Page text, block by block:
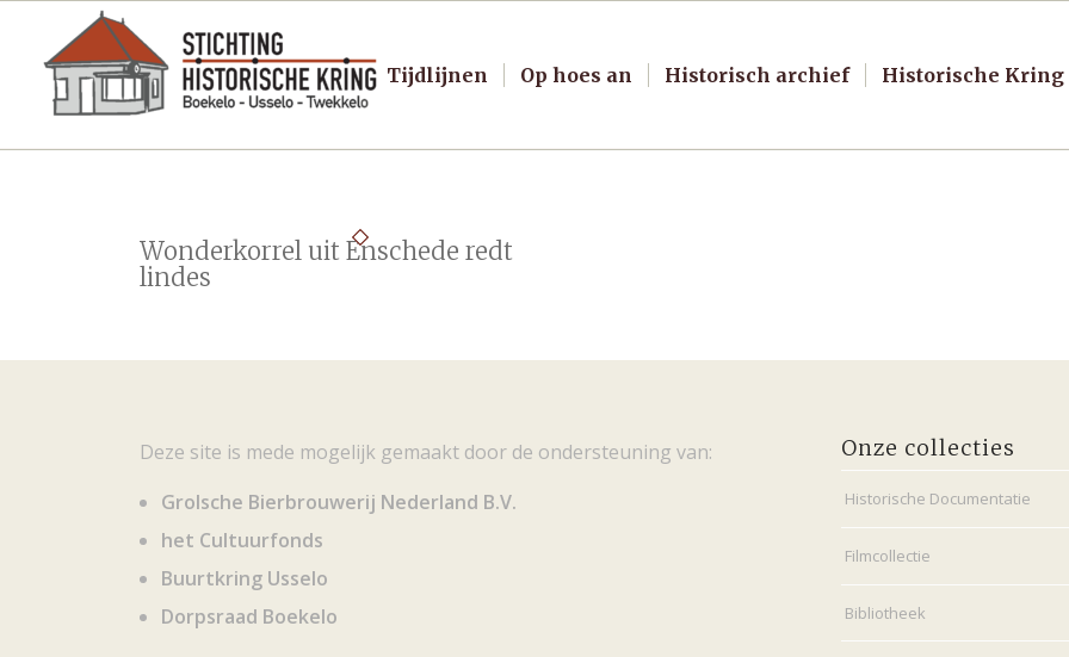
Tijdlijnen Op hoes an Historisch archief Historische Kring
Wonderkorrel uit Enschede redt
lindes
Deze site is mede mogelijk gemaakt door de ondersteuning van:
Grolsche Bierbrouwerij Nederland B.V.
het Cultuurfonds
Buurtkring Usselo
Dorpsraad Boekelo
Onze collecties
Historische Documentatie
Filmcollectie
Bibliotheek